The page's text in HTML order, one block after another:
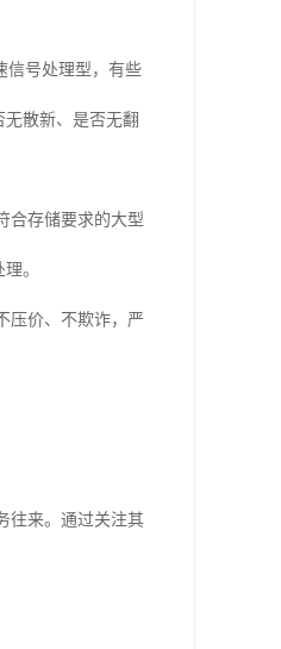
信号处理型，有些
散新、是否无翻
合存储要求的大型
。
压价、不欺诈，严
往来。通过关注其